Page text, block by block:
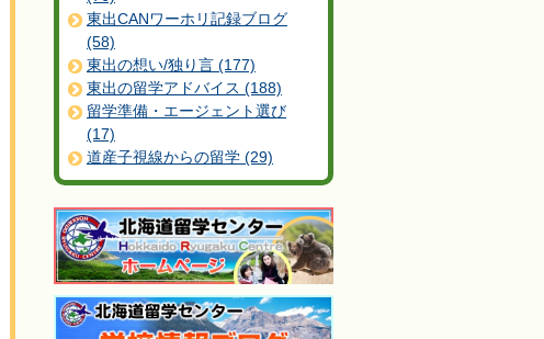
東出CANワーホリ記録ブログ
(58)
東出の想い/独り言 (177)
東出の留学アドバイス (188)
留学準備・エージェント選び
(17)
道産子視線からの留学 (29)